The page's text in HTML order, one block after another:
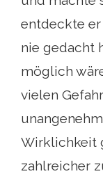
entdeckte er
nie gedacht
möglich
vielen
Wirklichkeit
zahlreicher